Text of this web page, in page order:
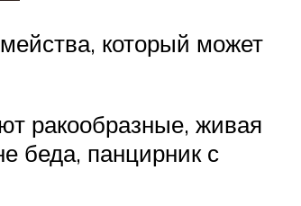
который может
ракообразные, живая
беда, панцирник с